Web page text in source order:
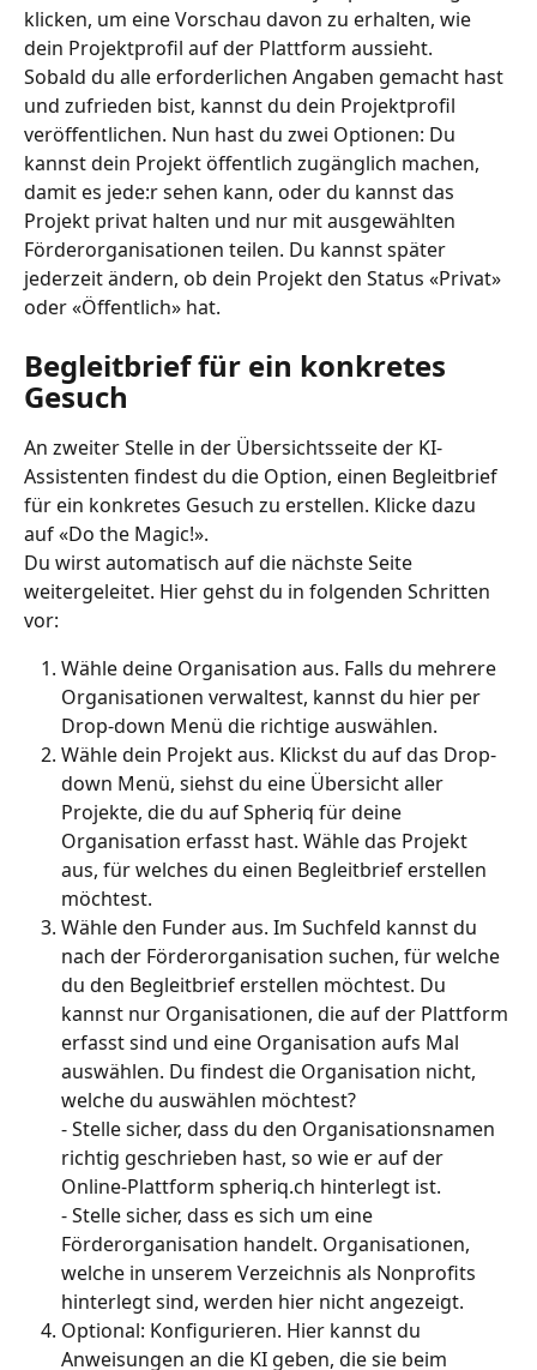
klicken, um eine Vorschau davon zu erhalten, wie
dein Projektprofil auf der Plattform aussieht.
Sobald du alle erforderlichen Angaben gemacht hast
und zufrieden bist, kannst du dein Projektprofil
veröffentlichen. Nun hast du zwei Optionen: Du
kannst dein Projekt öffentlich zugänglich machen,
damit es jede:r sehen kann, oder du kannst das
Projekt privat halten und nur mit ausgewählten
Förderorganisationen teilen. Du kannst später
jederzeit ändern, ob dein Projekt den Status «Privat»
oder «Öffentlich» hat.
Begleitbrief für ein konkretes
Gesuch
An zweiter Stelle in der Übersichtsseite der KI-
Assistenten findest du die Option, einen Begleitbrief
für ein konkretes Gesuch zu erstellen. Klicke dazu
auf «Do the Magic!».
Du wirst automatisch auf die nächste Seite
weitergeleitet. Hier gehst du in folgenden Schritten
vor:
Wähle deine Organisation aus. Falls du mehrere
Organisationen verwaltest, kannst du hier per
Drop-down Menü die richtige auswählen.
Wähle dein Projekt aus. Klickst du auf das Drop-
down Menü, siehst du eine Übersicht aller
Projekte, die du auf Spheriq für deine
Organisation erfasst hast. Wähle das Projekt
aus, für welches du einen Begleitbrief erstellen
möchtest.
Wähle den Funder aus. Im Suchfeld kannst du
nach der Förderorganisation suchen, für welche
du den Begleitbrief erstellen möchtest. Du
kannst nur Organisationen, die auf der Plattform
erfasst sind und eine Organisation aufs Mal
auswählen. Du findest die Organisation nicht,
welche du auswählen möchtest?
- Stelle sicher, dass du den Organisationsnamen
richtig geschrieben hast, so wie er auf der
Online-Plattform spheriq.ch hinterlegt ist.
- Stelle sicher, dass es sich um eine
Förderorganisation handelt. Organisationen,
welche in unserem Verzeichnis als Nonprofits
hinterlegt sind, werden hier nicht angezeigt.
Optional: Konfigurieren. Hier kannst du
Anweisungen an die KI geben, die sie beim